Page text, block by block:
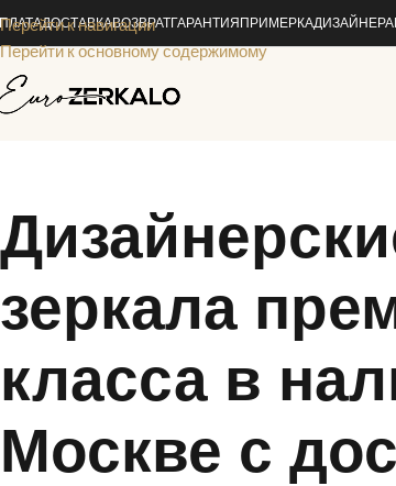
Перейти к навигации
Перейти к основному содержимому
ДОСТАВКАВОЗВРАТГАРАНТИЯПРИМЕРКА
зеркала
класса в
Москве с